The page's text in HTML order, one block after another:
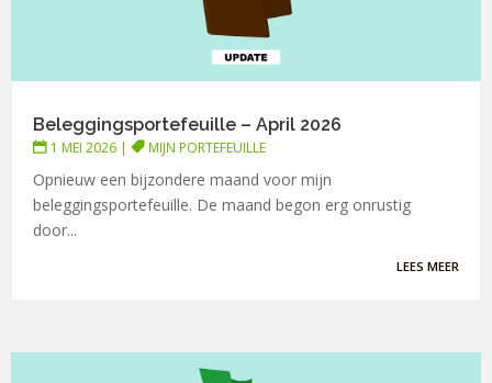
Beleggingsportefeuille – April 2026
1 MEI 2026 | MIJN PORTEFEUILLE
Opnieuw een bijzondere maand voor mijn
beleggingsportefeuille. De maand begon erg onrustig
door...
LEES MEER